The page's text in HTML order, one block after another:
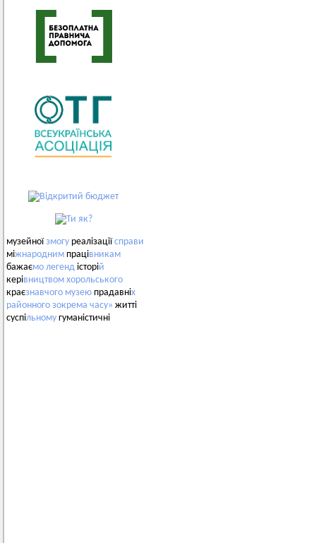
музейноїзмогу реалізаціїсправи
міжнародним працівникам
бажаємо легенд історій
керівництвом хорольського
краєзнавчого музею прадавніх
районного зокрема часу» житті
суспільному гуманістичні